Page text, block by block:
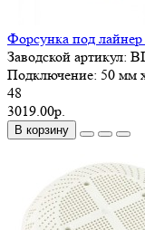
Форсунка под
Заводской артикул:
Подключение: 50 мм
48
3019.00р.
В корзину